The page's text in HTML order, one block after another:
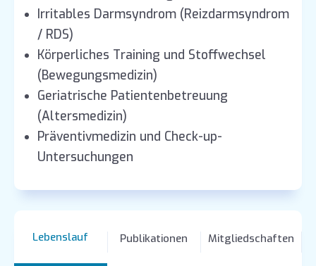
Irritables Darmsyndrom (Reizdarmsyndrom
/ RDS)
Körperliches Training und Stoffwechsel
(Bewegungsmedizin)
Geriatrische Patientenbetreuung
(Altersmedizin)
Präventivmedizin und Check-up-
Untersuchungen
Lebenslauf Publikationen Mitgliedschaften